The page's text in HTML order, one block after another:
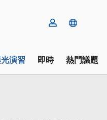
演習 即時 熱門議題